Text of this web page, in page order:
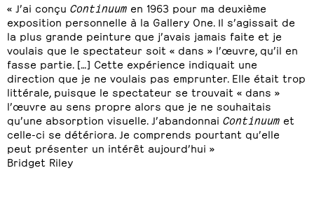
« J’ai conçu Continuum en 1963 pour ma deuxième
exposition personnelle à la Gallery One. Il s’agissait de
la plus grande peinture que j’avais jamais faite et je
voulais que le spectateur soit « dans » l’œuvre, qu’il en
fasse partie. […] Cette expérience indiquait une
direction que je ne voulais pas emprunter. Elle était trop
littérale, puisque le spectateur se trouvait « dans »
l’œuvre au sens propre alors que je ne souhaitais
qu’une absorption visuelle. J’abandonnai Continuum et
celle-ci se détériora. Je comprends pourtant qu’elle
peut présenter un intérêt aujourd’hui »
Bridget Riley